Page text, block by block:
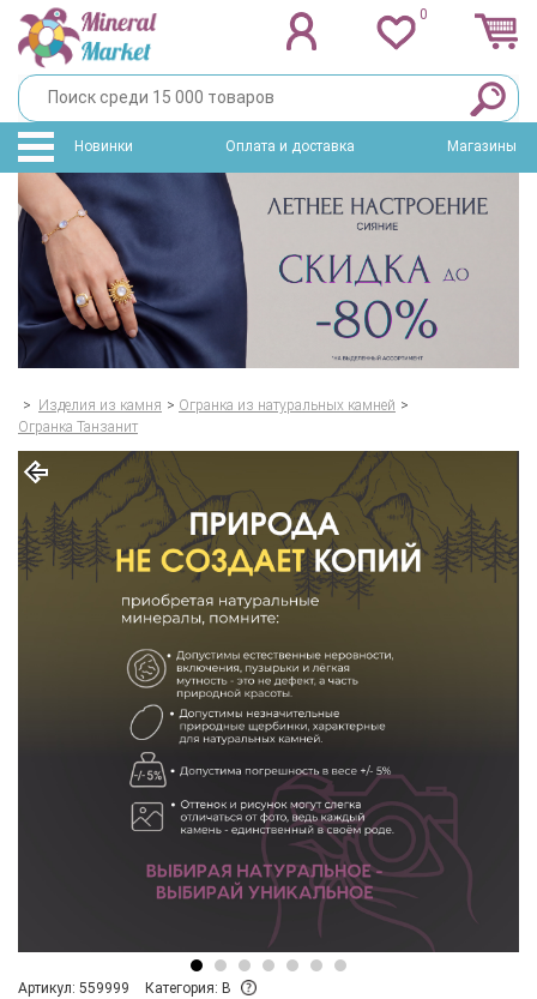
0
Новинки Оплата и доставка Магазины
> Изделия из камня > Огранка из натуральных камней >
Огранка Танзанит
Артикул: 559999 Категория: B